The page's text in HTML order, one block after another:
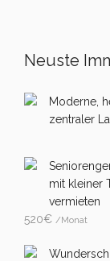
Neuste
Moderne,
zentraler
mit kleiner
vermieten
520€ /Monat